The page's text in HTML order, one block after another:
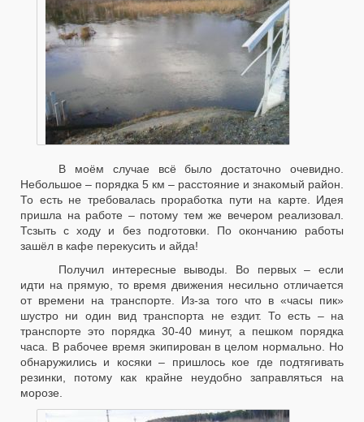
В моём случае всё было достаточно очевидно.
Небольшое – порядка 5 км – расстояние и знакомый район.
То есть не требовалась проработка пути на карте. Идея
пришла на работе – потому тем же вечером реализовал.
Тсзыть с ходу и без подготовки. По окончанию работы
зашёл в кафе перекусить и айда!
Получил интересные выводы. Во первых – если
идти на прямую, то время движения несильно отличается
от времени на транспорте. Из-за того что в «часы пик»
шустро ни один вид транспорта не ездит. То есть – на
транспорте это порядка 30-40 минут, а пешком порядка
часа. В рабочее время экипирован в целом нормально. Но
обнаружились и косяки – пришлось кое где подтягивать
резинки, потому как крайне неудобно заправляться на
морозе.